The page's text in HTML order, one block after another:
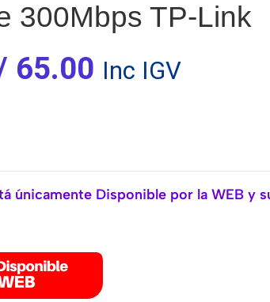
300Mbps TP-Link
65.00 Inc IGV
únicamente Disponible por la WEB y